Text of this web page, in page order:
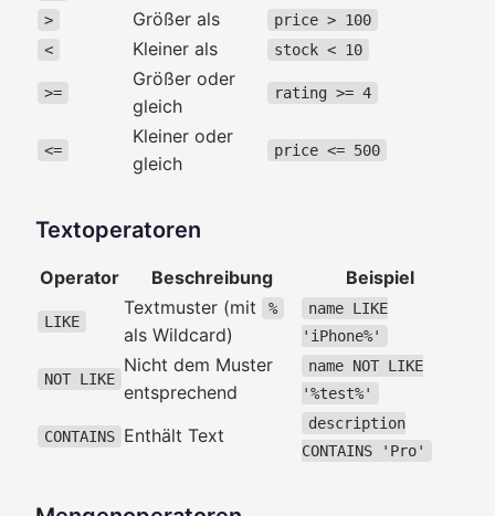
> Größer als
price > 100
<
Kleiner als stock < 10
>=
Größer oder
gleich
rating >= 4
<=
Kleiner oder
gleich
price <= 500
Textoperatoren
Operator Beschreibung Beispiel
LIKE
Textmuster (mit %
als Wildcard)
name LIKE
'iPhone%'
NOT LIKE
Nicht dem Muster
entsprechend
name NOT LIKE
'%test%'
CONTAINS Enthält Text
description
CONTAINS 'Pro'